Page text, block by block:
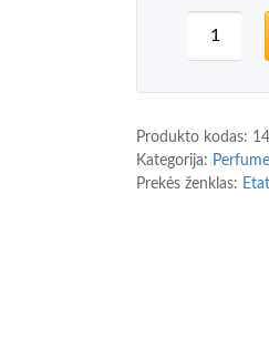
Produkto kodas:
Kategorija:
Prekės ženklas: